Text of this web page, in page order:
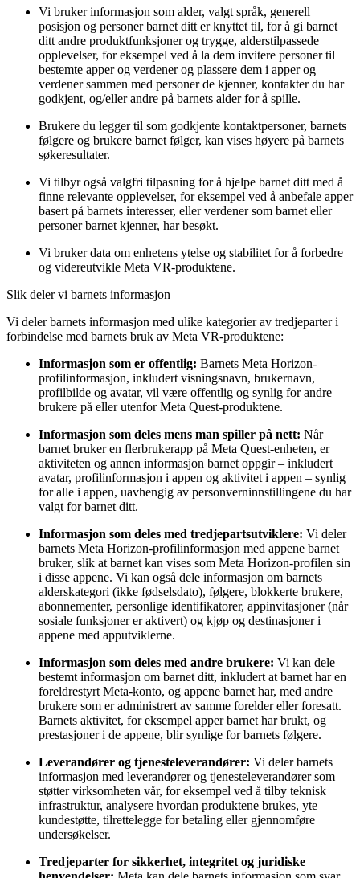
Vi bruker informasjon som alder, valgt språk, generell
posisjon og personer barnet ditt er knyttet til, for å gi barnet
ditt andre produktfunksjoner og trygge, alderstilpassede
opplevelser, for eksempel ved å la dem invitere personer til
bestemte apper og verdener og plassere dem i apper og
verdener sammen med personer de kjenner, kontakter du har
godkjent, og/eller andre på barnets alder for å spille.
Brukere du legger til som godkjente kontaktpersoner, barnets
følgere og brukere barnet følger, kan vises høyere på barnets
søkeresultater.
Vi tilbyr også valgfri tilpasning for å hjelpe barnet ditt med å
finne relevante opplevelser, for eksempel ved å anbefale apper
basert på barnets interesser, eller verdener som barnet eller
personer barnet kjenner, har besøkt.
Vi bruker data om enhetens ytelse og stabilitet for å forbedre
og videreutvikle Meta VR-produktene.
Slik deler vi barnets informasjon
Vi deler barnets informasjon med ulike kategorier av tredjeparter i
forbindelse med barnets bruk av Meta VR-produktene:
Informasjon som er offentlig: Barnets Meta Horizon-
profilinformasjon, inkludert visningsnavn, brukernavn,
profilbilde og avatar, vil være offentlig og synlig for andre
brukere på eller utenfor Meta Quest-produktene.
Informasjon som deles mens man spiller på nett: Når
barnet bruker en flerbrukerapp på Meta Quest-enheten, er
aktiviteten og annen informasjon barnet oppgir – inkludert
avatar, profilinformasjon i appen og aktivitet i appen – synlig
for alle i appen, uavhengig av personverninnstillingene du har
valgt for barnet ditt.
Informasjon som deles med tredjepartsutviklere: Vi deler
barnets Meta Horizon-profilinformasjon med appene barnet
bruker, slik at barnet kan vises som Meta Horizon-profilen sin
i disse appene. Vi kan også dele informasjon om barnets
alderskategori (ikke fødselsdato), følgere, blokkerte brukere,
abonnementer, personlige identifikatorer, appinvitasjoner (når
sosiale funksjoner er aktivert) og kjøp og destinasjoner i
appene med apputviklerne.
Informasjon som deles med andre brukere: Vi kan dele
bestemt informasjon om barnet ditt, inkludert at barnet har en
foreldrestyrt Meta-konto, og appene barnet har, med andre
brukere som er administrert av samme forelder eller foresatt.
Barnets aktivitet, for eksempel apper barnet har brukt, og
prestasjoner i de appene, blir synlige for barnets følgere.
Leverandører og tjenesteleverandører: Vi deler barnets
informasjon med leverandører og tjenesteleverandører som
støtter virksomheten vår, for eksempel ved å tilby teknisk
infrastruktur, analysere hvordan produktene brukes, yte
kundestøtte, tilrettelegge for betaling eller gjennomføre
undersøkelser.
Tredjeparter for sikkerhet, integritet og juridiske